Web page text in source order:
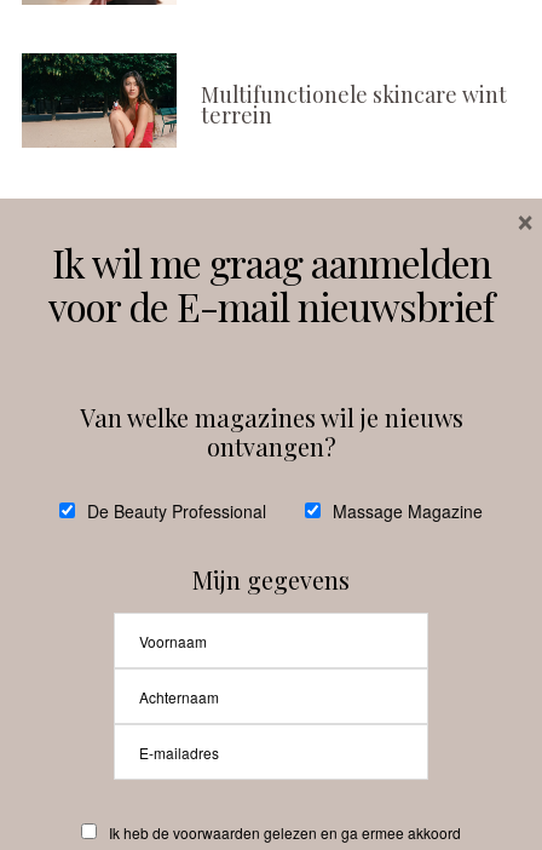
Multifunctionele skincare wint
terrein
Instagram Facebook
debeautyprofessional
Beauty-Pro.nl
Ik wil me graag aanmelden
voor de E-mail nieuwsbrief
Van welke magazines wil je nieuws
ontvangen?
De Beauty Professional Massage Magazine
Mijn gegevens
Ik heb de voorwaarden gelezen en ga ermee akkoord
×